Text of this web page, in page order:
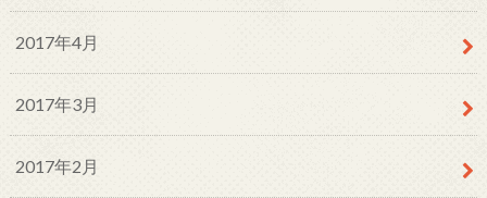
2017年4月
2017年3月
2017年2月